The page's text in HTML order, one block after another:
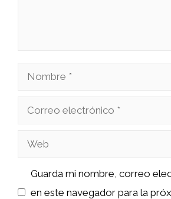
Nombre
Correo
Web
Guarda mi nombre, correo
en este navegador para la